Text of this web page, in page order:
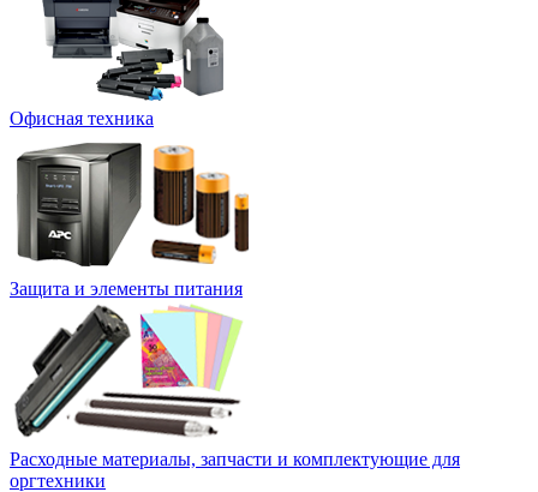
Офисная техника
Защита и элементы питания
Расходные материалы, запчасти и комплектующие для
оргтехники